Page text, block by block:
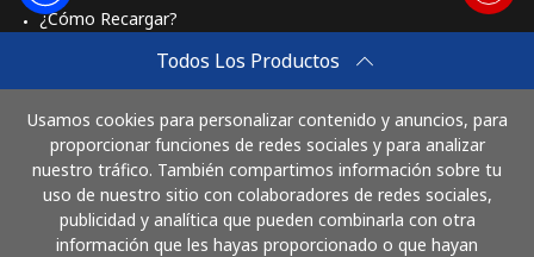
Todos Los Productos
Usamos cookies para personalizar contenido y anuncios, para
proporcionar funciones de redes sociales y para analizar
nuestro tráfico. También compartimos información sobre tu
uso de nuestro sitio con colaboradores de redes sociales,
publicidad y analítica que pueden combinarla con otra
información que les hayas proporcionado o que hayan
¿Cómo Recargar?
Cómo funciona
Paga con